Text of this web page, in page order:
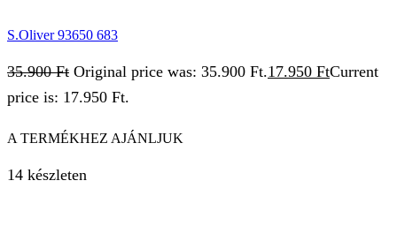
S.Oliver 93650 683
35.900Ft Original price was: 35.900 Ft.17.950 FtCurrent
price is: 17.950 Ft.
A TERMÉKHEZ AJÁNLJUK
14 készleten